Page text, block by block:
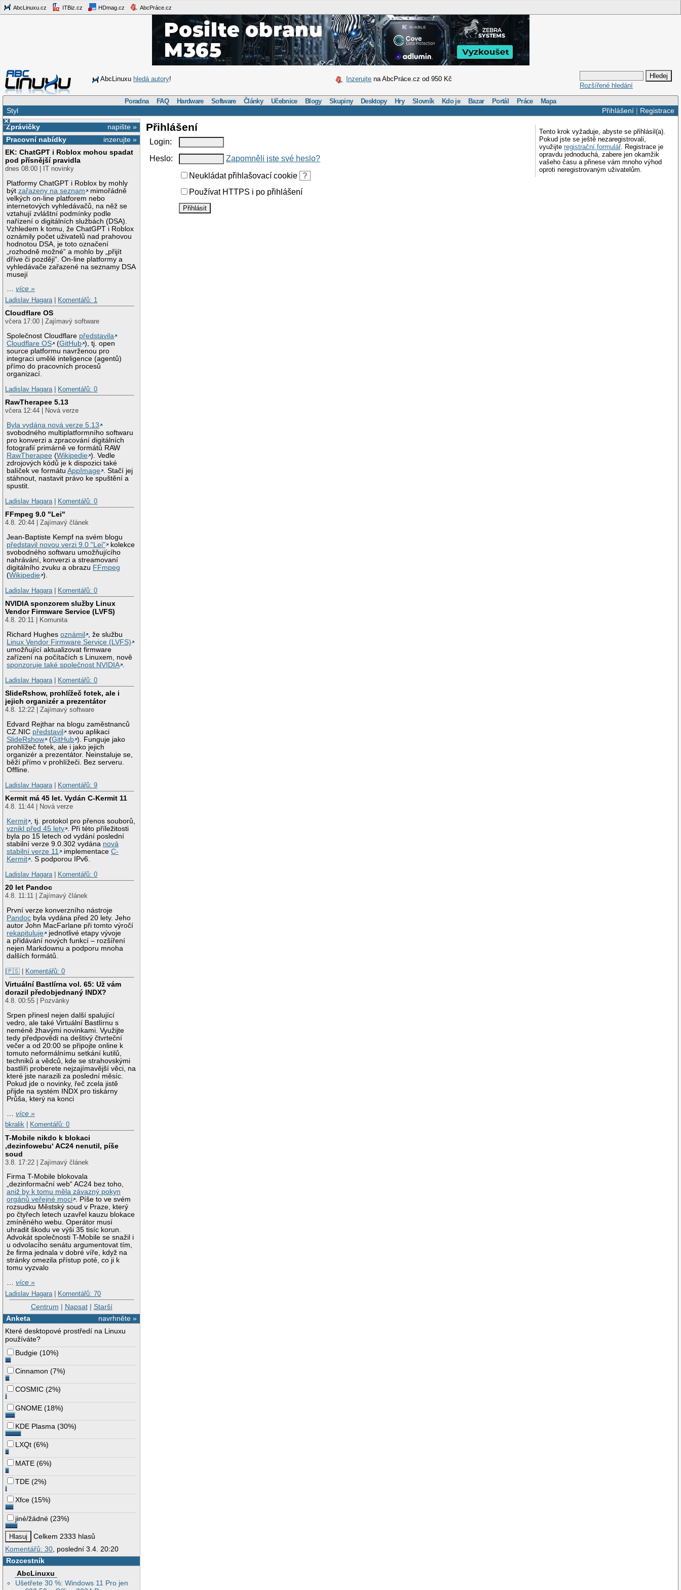
AbcLinuxu.cz ITBiz.cz HDmag.cz AbcPráce.cz
AbcLinuxu hledá autory! Inzerujte na AbcPráce.cz od 950 Kč
Rozšířené hledání
Poradna FAQ Hardware Software Články Učebnice Blogy Skupiny Desktopy Hry Slovník Kdo je Bazar Portál Práce Mapa
Přihlášení| Registrace
Styl
×
napište »
Zprávičky
inzerujte »
Pracovní nabídky
EK: ChatGPT i Roblox mohou spadat
pod přísnější pravidla
dnes 08:00 | IT novinky
Platformy ChatGPT i Roblox by mohly
býtzařazeny na seznam
mimořádně
velkých on-line platforem nebo
internetových vyhledávačů, na něž se
vztahují zvláštní podmínky podle
nařízení o digitálních službách (DSA).
Vzhledem k tomu, že ChatGPT i Roblox
oznámily počet uživatelů nad prahovou
hodnotou DSA, je toto označení
„rozhodně možné“ a mohlo by „přijít
dříve či později“. On-line platformy a
vyhledávače zařazené na seznamy DSA
musejí
…více »
Ladislav Hagara
Komentářů: 1
Cloudflare OS
včera 17:00 | Zajímavý software
Společnost Cloudflare představila
Cloudflare OS
(GitHub ), tj. open
source platformu navrženou pro
integraci umělé inteligence (agentů)
přímo do pracovních procesů
organizací.
Ladislav Hagara
Komentářů: 0
RawTherapee 5.13
včera 12:44 | Nová verze
Byla vydána nová verze 5.13
svobodného multiplatformního softwaru
pro konverzi a zpracování digitálních
fotografií primárně ve formátů RAW
RawTherapee (Wikipedie ). Vedle
zdrojových kódů je k dispozici také
balíček ve formátuAppImage . Stačí jej
stáhnout, nastavit právo ke spuštění a
spustit.
Ladislav Hagara
Komentářů: 0
FFmpeg 9.0 "Lei"
4.8. 20:44 | Zajímavý článek
Jean-Baptiste Kempf na svém blogu
představil novou verzi 9.0 "Lei"
kolekce
svobodného softwaru umožňujícího
nahrávání, konverzi a streamovaní
digitálního zvuku a obrazu FFmpeg
(Wikipedie ).
Ladislav Hagara
Komentářů: 0
NVIDIA sponzorem služby Linux
Vendor Firmware Service (LVFS)
4.8. 20:11 | Komunita
Richard Hughesoznámil
, že službu
Linux Vendor Firmware Service (LVFS)
umožňující aktualizovat firmware
zařízení na počítačích s Linuxem, nově
sponzoruje také společnost NVIDIA .
Ladislav Hagara | Komentářů: 0
SlideRshow, prohlížeč fotek, ale i
jejich organizér a prezentátor
4.8. 12:22 | Zajímavý software
Edvard Rejthar na blogu zaměstnanců
CZ.NIC představil
svou aplikaci
SlideRshow
(GitHub ). Funguje jako
prohlížeč fotek, ale i jako jejich
organizér a prezentátor. Neinstaluje se,
běží přímo v prohlížeči. Bez serveru.
Offline.
Ladislav Hagara | Komentářů: 9
Kermit má 45 let. Vydán C-Kermit 11
4.8. 11:44 | Nová verze
Kermit , tj. protokol pro přenos souborů,
vznikl před 45 lety . Při této příležitosti
byla po 15 letech od vydání poslední
stabilní verze 9.0.302 vydána nová
stabilní verze 11
implementaceC-
Kermit . S podporou IPv6.
Ladislav Hagara | Komentářů: 0
20 let Pandoc
4.8. 11:11 | Zajímavý článek
První verze konverzního nástroje
Pandoc byla vydána před 20 lety. Jeho
autor John MacFarlane při tomto výročí
rekapituluje
jednotlivé etapy vývoje
a přidávání nových funkcí – rozšíření
nejen Markdownu a podporu mnoha
dalších formátů.
|🇵🇸 | Komentářů: 0
Virtuální Bastlírna vol. 65: Už vám
dorazil předobjednaný INDX?
4.8. 00:55 | Pozvánky
Srpen přinesl nejen další spalující
vedro, ale také Virtuální Bastlírnu s
neméně žhavými novinkami. Využijte
tedy předpovědi na deštivý čtvrteční
večer a od 20:00 se připojte online k
tomuto neformálnímu setkání kutilů,
techniků a vědců, kde se strahovskými
bastlíři proberete nejzajímavější věci, na
které jste narazili za poslední měsíc.
Pokud jde o novinky, řeč zcela jistě
přijde na systém INDX pro tiskárny
Průša, který na konci
…více »
bkralik
Komentářů: 0
T-Mobile nikdo k blokaci
‚dezinfowebu‘ AC24 nenutil, píše
soud
3.8. 17:22 | Zajímavý článek
Firma T-Mobile blokovala
„dezinformační web“ AC24 bez toho,
aniž by k tomu měla závazný pokyn
orgánů veřejné moci . Píše to ve svém
rozsudku Městský soud v Praze, který
po čtyřech letech uzavřel kauzu blokace
zmíněného webu. Operátor musí
uhradit škodu ve výši 35 tisíc korun.
Advokát společnosti T-Mobile se snažil i
u odvolacího senátu argumentovat tím,
že firma jednala v dobré víře, když na
stránky omezila přístup poté, co ji k
tomu vyzvalo
…více »
Ladislav Hagara | Komentářů: 70
Centrum | Napsat| Starší
navrhněte »
Anketa
Které desktopové prostředí na Linuxu
používáte?
Budgie (10%)
Cinnamon (7%)
COSMIC (2%)
GNOME (18%)
KDE Plasma (30%)
LXQt (6%)
MATE (6%)
TDE (2%)
Xfce (15%)
jiné/žádné (23%)
Celkem 2333 hlasů
Komentářů: 30, poslední 3.4. 20:20
Rozcestník
AbcLinuxu
Ušetřete 30 %: Windows 11 Pro jen
Tento krok vyžaduje, abyste se přihlásil(a).
Pokud jste se ještě nezaregistrovali,
využijte registrační formulář. Registrace je
opravdu jednoduchá, zabere jen okamžik
vašeho času a přinese vám mnoho výhod
oproti neregistrovaným uživatelům.
Přihlášení
Login:
Heslo:
Zapomněli jste své heslo?
Neukládat přihlašovací cookie
?
Používat HTTPS i po přihlášení